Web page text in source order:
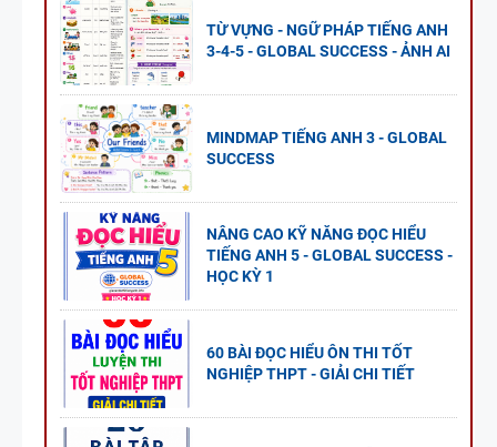
TỪ VỰNG - NGỮ PHÁP TIẾNG ANH
3-4-5 - GLOBAL SUCCESS - ẢNH AI
MINDMAP TIẾNG ANH 3 - GLOBAL
SUCCESS
NÂNG CAO KỸ NĂNG ĐỌC HIỂU
TIẾNG ANH 5 - GLOBAL SUCCESS -
HỌC KỲ 1
60 BÀI ĐỌC HIỂU ÔN THI TỐT
NGHIỆP THPT - GIẢI CHI TIẾT